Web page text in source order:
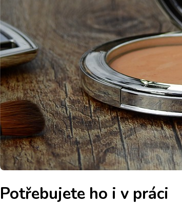
Potřebujete ho i v práci